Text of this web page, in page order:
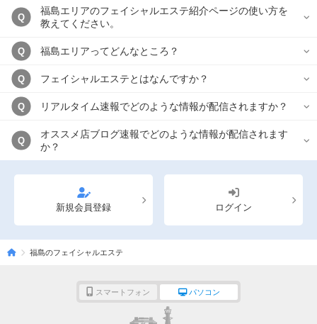
Q
福島エリアのフェイシャルエステ紹介ページの使い方を
教えてください。
Q 福島エリアってどんなところ？
Q フェイシャルエステとはなんですか？
Q リアルタイム速報でどのような情報が配信されますか？
Q
オススメ店ブログ速報でどのような情報が配信されます
か？
新規会員登録 ログイン
福島のフェイシャルエステ
スマートフォン パソコン